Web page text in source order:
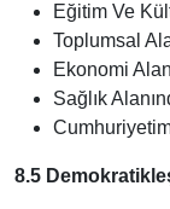
Eğitim Ve
Toplumsal
Ekonomi
Sağlık
8.5